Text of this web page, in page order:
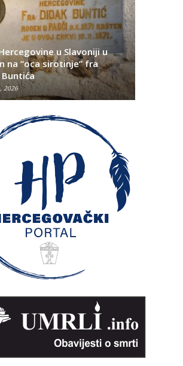
u Slavoniji u
na “oca sirotinje” fra
2026